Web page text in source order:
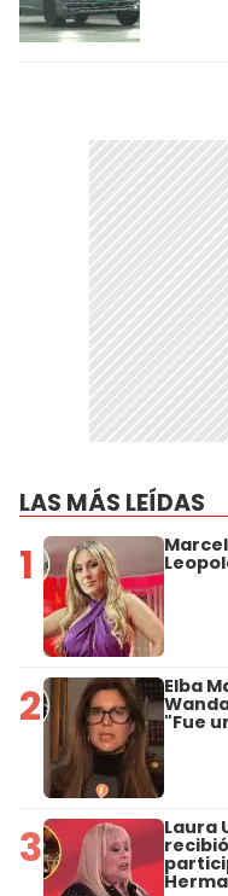
LAS MÁS LEÍDAS
1
2 Elba
"Fue
3 Laura